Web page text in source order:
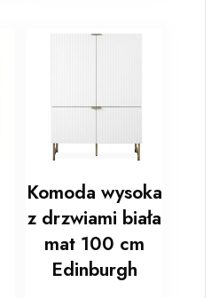
Komoda wysoka
z drzwiami biała
mat 100 cm
Edinburgh